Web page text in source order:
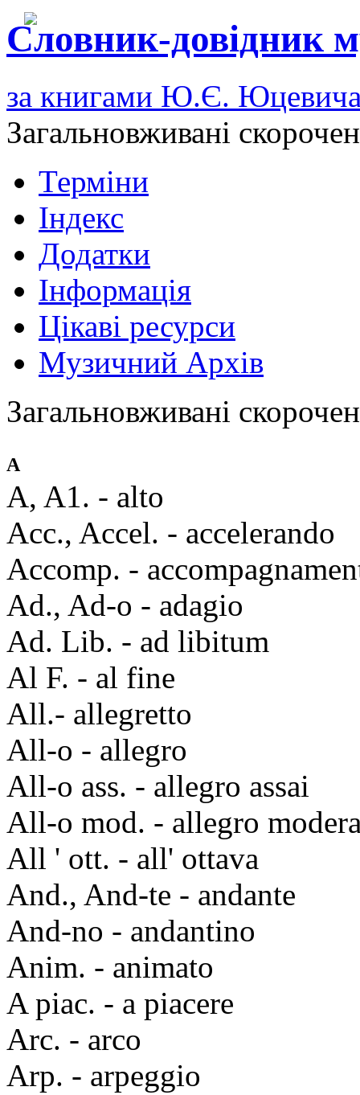
Словник-довідник
за книгами Ю.Є.
Загальновживані
Терміни
Індекс
Додатки
Інформація
Цікаві ресурси
Музичний Архів
Загальновживані
A
A, A1. - alto
Acc., Accel. - accelerando
Accomp. -
Ad., Ad-o - adagio
Ad. Lib. - ad libitum
Al F. - al fine
All.- allegretto
All-o - allegro
All-o ass. - allegro assai
All-o mod. - allegro
All ' ott. - all' ottava
And., And-te - andante
And-no - andantino
Anim. - animato
A piac. - a piacere
Arc. - arco
Arp. - arpeggio